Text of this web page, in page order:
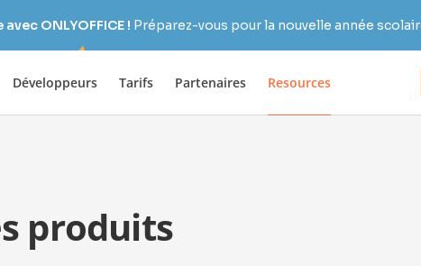
ONLYOFFICE ! Préparez-vous pour la nouvelle année
Développeurs Tarifs Partenaires Resources
produits